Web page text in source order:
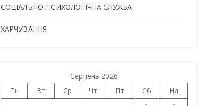
СОЦІАЛЬНО-ПСИХОЛОГІЧНА СЛУЖБА
ХАРЧУВАННЯ
Серпень 2026
Пн
Вт Ср Чт Пт Сб
Нд